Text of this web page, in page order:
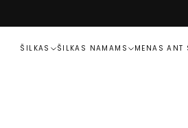
ŠILKAS ŠILKAS NAMAMS MENAS ANT